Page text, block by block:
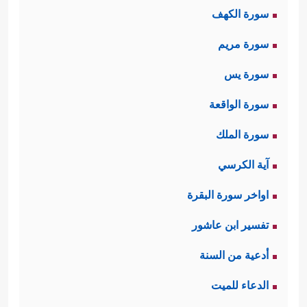
وجهَين من أوجه الصراع الحتمي بين
دولة الحقِّ، ودولة الباطل: وجه القوَّة
العسكريَّة والاستِعداد الدائم للقتال،
ووجه القوَّة السياسيَّة القادرة على
قطف ثمار الجهد العسكري، فإذا انفَصَلَا
كانت القوَّة عُنفًا أعمى، وخرابًا ودمارًا،
وكانت السياسة استسلامًا وخنوعًا لا
يلِيقَان بالناس الكرماء.
في هذه الآيات تقويم دقيق لهذا
وأبعاده وآثاره، وتقويم أيضًا لواقع
سورة الكهف
سورة مريم
سورة يس
سورة الواقعة
سورة الملك
آية الكرسي
اواخر سورة البقرة
تفسير ابن عاشور
أدعية من السنة
الدعاء للميت